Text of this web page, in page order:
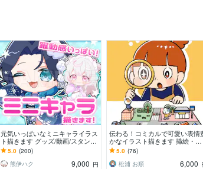
元気いっぱいなミニキャライラス
ト描きます グッズ/動画/スタンプ/
などに
5.0 (200)
熊伊ハク
9,000 円
伝わる！コミカルで可愛い表情
かなイラスト描きます 挿絵・チ
ラシ・リーフレット・HP等 / 大
量注文実績あり！
5.0 (76)
松浦 お順
6,000